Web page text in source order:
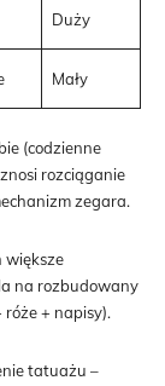
Duży
Mały
(codzienne
rozciąganie
zegara.
większe
na rozbudowany
+ napisy).
tatuażu –